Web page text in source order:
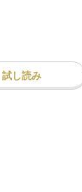
試し読み